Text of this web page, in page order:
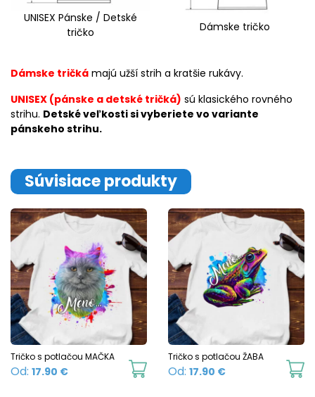
UNISEX Pánske / Detské
tričko
Dámske tričko
Dámske tričká majú užší strih a kratšie rukávy.
UNISEX (pánske a detské tričká) sú klasického rovného
strihu. Detské veľkosti si vyberiete vo variante
pánskeho strihu.
Súvisiace produkty
Tričko s potlačou MAČKA
Od: 17.90 €
This
Tričko s potlačou ŽABA
Od: 17.90 €